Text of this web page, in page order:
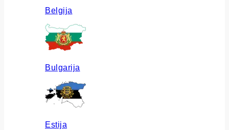
Belgija
Bulgarija
Estija